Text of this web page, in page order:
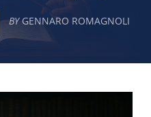
BY GENNARO ROMAGNOLI